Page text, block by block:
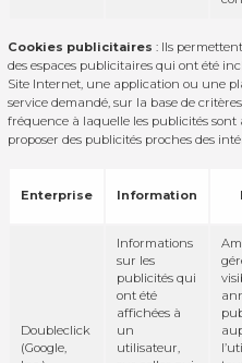
Cookies publicitaires : Ils
des espaces publicitaires qui ont été
Site Internet, une application ou une
service demandé, sur la base de
fréquence à laquelle les publicités sont
proposer des publicités proches des
Enterprise Information
Doubleclick
(Google,
Informations
sur les
publicités qui
ont été
affichées à
un
utilisateur,